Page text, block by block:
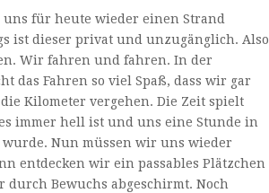
für heute wieder einen Strand
ist dieser privat und unzugänglich. Also
Wir fahren und fahren. In der
das Fahren so viel Spaß, dass wir gar
Kilometer vergehen. Die Zeit spielt
immer hell ist und uns eine Stunde in
wurde. Nun müssen wir uns wieder
entdecken wir ein passables Plätzchen
durch Bewuchs abgeschirmt. Noch